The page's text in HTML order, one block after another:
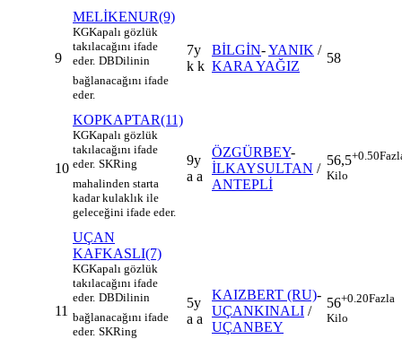
9
MELİKENUR(9)
KGKapalı gözlük
takılacağını ifade
eder. DBDilinin
bağlanacağını ifade
eder.
7y
k k
BİLGİN-YANIK /
KARA YAĞIZ
58
10
KOPKAPTAR(11)
KGKapalı gözlük
takılacağını ifade
eder. SKRing
mahalinden starta
kadar kulaklık ile
geleceğini ifade eder.
9y
a a
ÖZGÜRBEY-
İLKAYSULTAN /
ANTEPLİ
56,5+0.50
Kilo
11
UÇAN
KAFKASLI(7)
KGKapalı gözlük
takılacağını ifade
eder. DBDilinin
bağlanacağını ifade
eder. SKRing
5y
a a
KAIZBERT (RU)-
UÇANKINALI /
UÇANBEY
56+0.20Fazla
Kilo